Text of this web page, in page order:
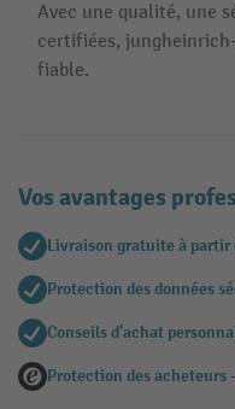
Avec une qualité, une
certifiées,
fiable.
Vos avantages
Livraison gratuite à partir
Protection des données
Conseils d'achat
Protection des acheteurs